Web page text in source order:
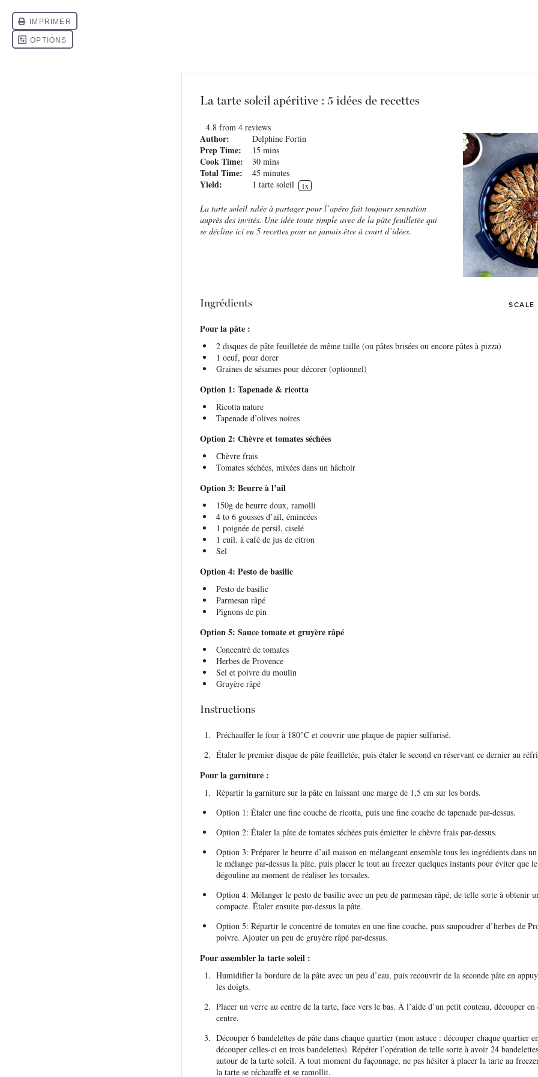
La tarte soleil apéritive : 5 idées de recettes
4.8 from 4 reviews
Author: Delphine Fortin
Prep Time: 15 mins
Cook Time: 30 mins
Total Time: 45 minutes
Yield: 1 tarte soleil 1x
La tarte soleil salée à partager pour l’apéro fait toujours sensation
auprès des invités. Une idée toute simple avec de la pâte feuilletée qui
se décline ici en 5 recettes pour ne jamais être à court d’idées.
Ingrédients SCALE
Pour la pâte :
2disques de pâte feuilletée de même taille (ou pâtes brisées ou encore pâtes à pizza)
1 oeuf, pour dorer
Graines de sésames pour décorer (optionnel)
Option 1: Tapenade & ricotta
Ricotta nature
Tapenade d’olives noires
Option 2: Chèvre et tomates séchées
Chèvre frais
Tomates séchées, mixées dans un hâchoir
Option 3: Beurre à l’ail
150gde beurre doux, ramolli
4to 6gousses d’ail, émincées
1 poignée de persil, ciselé
1 cuil. à café de jus de citron
Sel
Option 4: Pesto de basilic
Pesto de basilic
Parmesan râpé
Pignons de pin
Option 5: Sauce tomate et gruyère râpé
Concentré de tomates
Herbes de Provence
Sel et poivre du moulin
Gruyère râpé
Instructions
Préchauffer le four à 180°C et couvrir une plaque de papier sulfurisé.
Étaler le premier disque de pâte feuilletée, puis étaler le second en réservant ce dernier au
Pour la garniture :
Répartir la garniture sur la pâte en laissant une marge de 1,5 cm sur les bords.
Option 1: Étaler une fine couche de ricotta, puis une fine couche de tapenade par-dessus.
Option 2: Étaler la pâte de tomates séchées puis émietter le chèvre frais par-dessus.
Option 3: Préparer le beurre d’ail maison en mélangeant ensemble tous les ingrédients dans
le mélange par-dessus la pâte, puis placer le tout au freezer quelques instants pour éviter que
dégouline au moment de réaliser les torsades.
Option 4: Mélanger le pesto de basilic avec un peu de parmesan râpé, de telle sorte à obtenir
compacte. Étaler ensuite par-dessus la pâte.
Option 5: Répartir le concentré de tomates en une fine couche, puis saupoudrer d’herbes de
poivre. Ajouter un peu de gruyère râpé par-dessus.
Pour assembler la tarte soleil :
Humidifier la bordure de la pâte avec un peu d’eau, puis recouvrir de la seconde pâte en
les doigts.
Placer un verre au centre de la tarte, face vers le bas. À l’aide d’un petit couteau, découper
centre.
Découper 6 bandelettes de pâte dans chaque quartier (mon astuce : découper chaque quartier
découper celles-ci en trois bandelettes). Répéter l’opération de telle sorte à avoir 24
autour de la tarte soleil. À tout moment du façonnage, ne pas hésiter à placer la tarte au
la tarte se réchauffe et se ramollit.